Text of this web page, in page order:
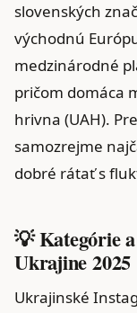
slovenských
východnú
medzinárodné
pričom domáca
hrivna (UAH).
samozrejme
dobré rátať s
💡 Kategórie
Ukrajine 2025
Ukrajinské